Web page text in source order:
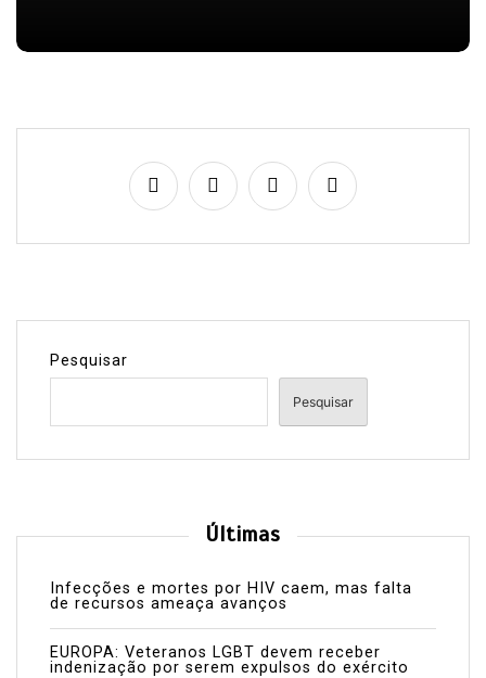
Pesquisar
Pesquisar
Últimas
Infecções e mortes por HIV caem, mas falta
de recursos ameaça avanços
EUROPA: Veteranos LGBT devem receber
indenização por serem expulsos do exército